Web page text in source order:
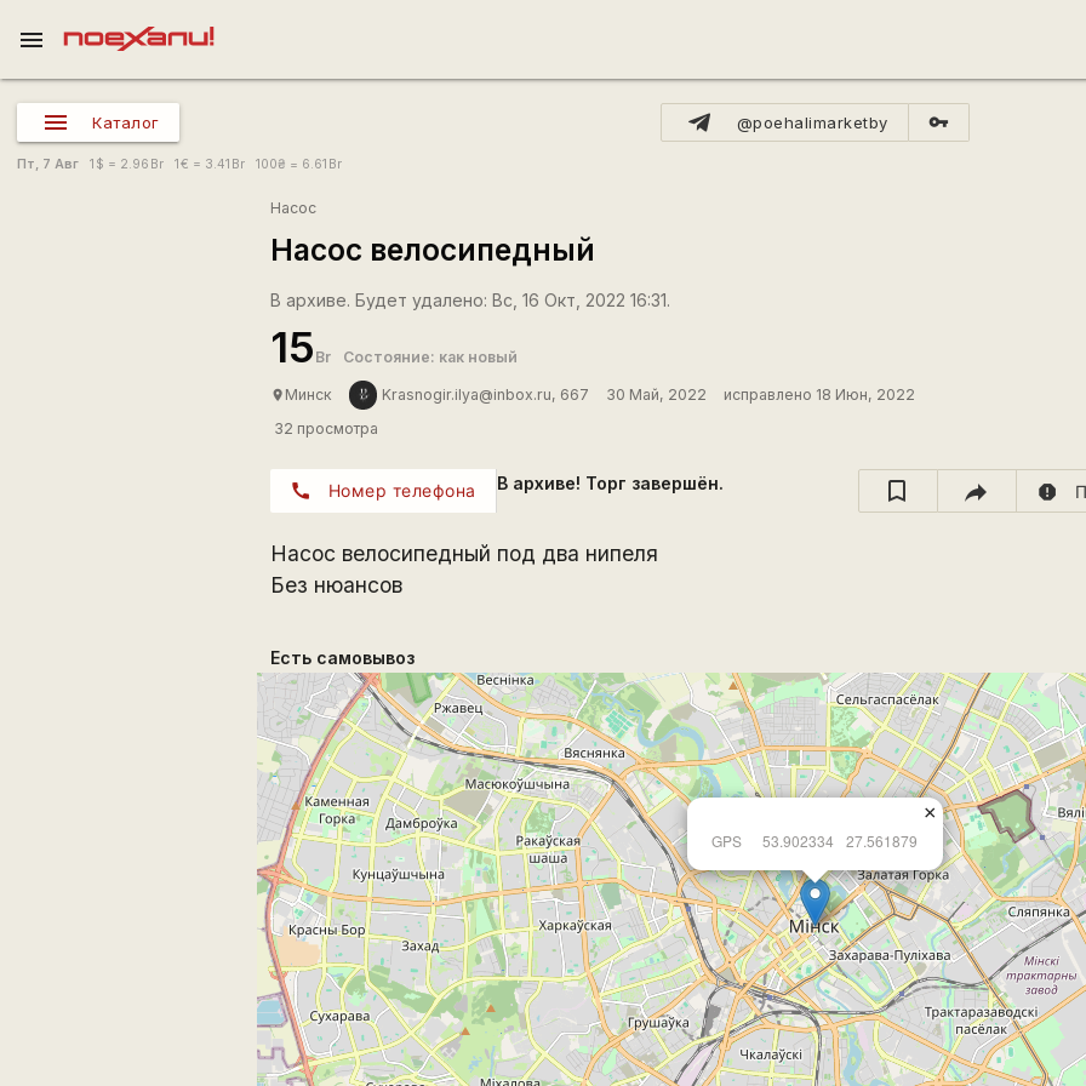
menu
Каталог @poehalimarketby vpn_key
Пт, 7 Авг 1 $ = 2.96 Br 1€ = 3.41 Br 100₴ = 6.61 Br
Насос
Насос велосипедный
В архиве. Будет удалено: Вс, 16 Окт, 2022 16:31.
15 Br Состояние: как новый
place Минск Krasnogir.ilya@inbox.ru, 667 30 Май, 2022
исправлено 18 Июн, 2022
32 просмотра
call Номер телефона В архиве! Торг завершён. report
Насос велосипедный под два нипеля
Без нюансов
Есть самовывоз
GPS 53.902334 27.561879
×